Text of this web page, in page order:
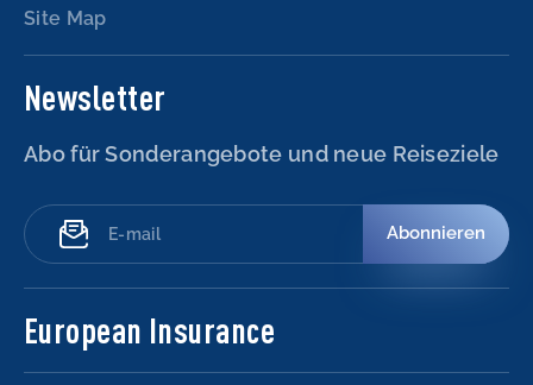
Site Map
Newsletter
Abo für Sonderangebote und neue Reiseziele
Abonnieren
European Insurance